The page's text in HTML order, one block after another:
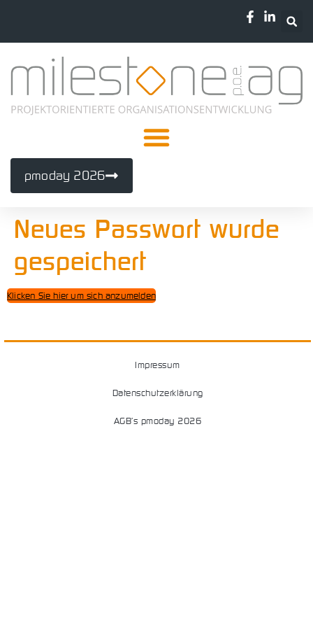
pmoday 2026
Neues Passwort wurde
gespeichert
Klicken Sie hier um sich anzumelden
Impressum
Datenschutzerklärung
AGB’s pmoday 2026